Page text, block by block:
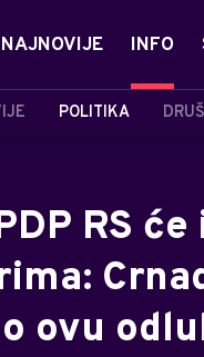
NAJNOVIJE INFO
POLITIKA
RS
ovu